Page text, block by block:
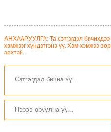
АНХААРУУЛГА: Та сэтгэгдэл
хэмжээг хүндэтгэнэ үү. Хэм хэмжээ
эрхтэй.